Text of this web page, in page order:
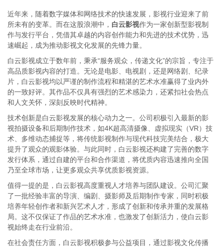
近年来，随着数字媒体和网络技术的快速发展，影视行业迎来了前
所未有的变革。而在这股浪潮中， 白云影视作为一家创新型影视制
作与发行平台，凭借其卓越的内容创作能力和先进的技术优势，迅
速崛起，成为推动影视文化发展的先锋力量。
白云影视成立于数年前，秉承“服务观众，传递文化”的宗旨，专注于
高品质影视内容的打造。无论是电影、电视剧，还是网络剧、纪录
片，白云影视均以严谨的制作流程和精湛的艺术水准赢得了业内外
的一致好评。其作品不仅具有强烈的艺术感染力，还紧扣社会热点
和人文关怀，深刻反映时代精神。
技术创新是白云影视发展的核心动力之一。公司积极引入最新的影
视拍摄设备和后期制作技术，如4K超高清摄像、虚拟现实（VR）技
术、多维动态捕捉等，将传统影视制作与现代科技完美结合，极大
提升了观众的观影体验。与此同时，白云影视还构建了完善的数字
发行体系，通过自建的平台和合作渠道，将优质内容迅速推向全国
乃至全球市场，让更多观众共享优质影视资源。
值得一提的是，白云影视高度重视人才培养与团队建设。公司汇聚
了一批经验丰富的导演、编剧、摄影师及后期制作专家，同时积极
培养年轻创作者和新兴艺术人才，形成了创新和传承并重的发展格
局。这不仅保证了作品的艺术水准，也激发了创新活力，使白云影
视始终走在行业前沿。
在社会责任方面，白云影视积极参与公益项目，通过影视文化传播